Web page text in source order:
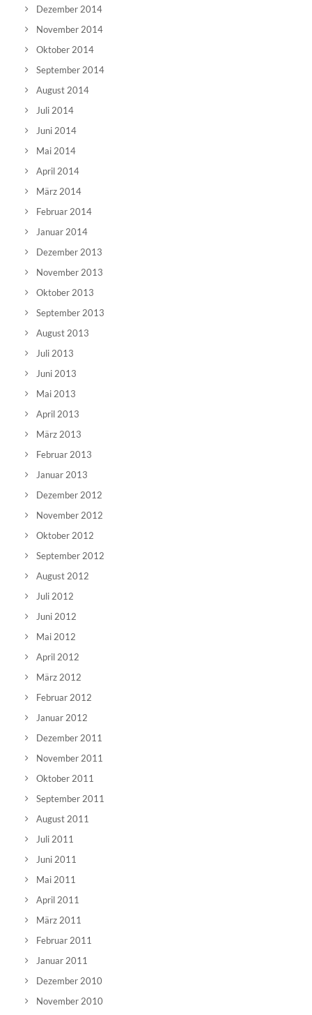
Dezember 2014
November 2014
Oktober 2014
September 2014
August 2014
Juli 2014
Juni 2014
Mai 2014
April 2014
März 2014
Februar 2014
Januar 2014
Dezember 2013
November 2013
Oktober 2013
September 2013
August 2013
Juli 2013
Juni 2013
Mai 2013
April 2013
März 2013
Februar 2013
Januar 2013
Dezember 2012
November 2012
Oktober 2012
September 2012
August 2012
Juli 2012
Juni 2012
Mai 2012
April 2012
März 2012
Februar 2012
Januar 2012
Dezember 2011
November 2011
Oktober 2011
September 2011
August 2011
Juli 2011
Juni 2011
Mai 2011
April 2011
März 2011
Februar 2011
Januar 2011
Dezember 2010
November 2010